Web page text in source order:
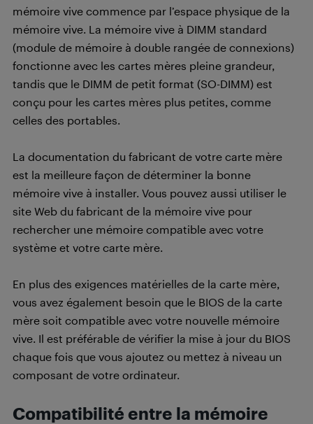
mémoire vive commence par l’espace physique de la
mémoire vive. La mémoire vive à DIMM standard
(module de mémoire à double rangée de connexions)
fonctionne avec les cartes mères pleine grandeur,
tandis que le DIMM de petit format (SO-DIMM) est
conçu pour les cartes mères plus petites, comme
celles des portables.
La documentation du fabricant de votre carte mère
est la meilleure façon de déterminer la bonne
mémoire vive à installer. Vous pouvez aussi utiliser le
site Web du fabricant de la mémoire vive pour
rechercher une mémoire compatible avec votre
système et votre carte mère.
En plus des exigences matérielles de la carte mère,
vous avez également besoin que le BIOS de la carte
mère soit compatible avec votre nouvelle mémoire
vive. Il est préférable de vérifier la mise à jour du BIOS
chaque fois que vous ajoutez ou mettez à niveau un
composant de votre ordinateur.
Compatibilité entre la mémoire